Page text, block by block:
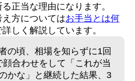
正当な理由になります。
方についてはお手当とは何
詳しく解説しています。
の頃、相場を知らずに1回
顔合わせをして「これが当
かな」と継続した結果、3